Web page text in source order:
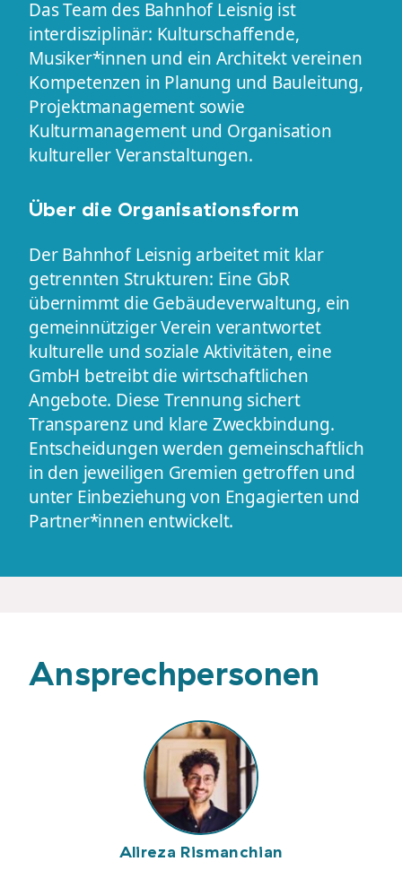
Das Team des Bahnhof Leisnig ist
interdisziplinär: Kulturschaffende,
Musiker*innen und ein Architekt vereinen
Kompetenzen in Planung und Bauleitung,
Projektmanagement sowie
Kulturmanagement und Organisation
kultureller Veranstaltungen.
Über die Organisationsform
Der Bahnhof Leisnig arbeitet mit klar
getrennten Strukturen: Eine GbR
übernimmt die Gebäudeverwaltung, ein
gemeinnütziger Verein verantwortet
kulturelle und soziale Aktivitäten, eine
GmbH betreibt die wirtschaftlichen
Angebote. Diese Trennung sichert
Transparenz und klare Zweckbindung.
Entscheidungen werden gemeinschaftlich
in den jeweiligen Gremien getroffen und
unter Einbeziehung von Engagierten und
Partner*innen entwickelt.
Ansprechpersonen
Alireza Rismanchian